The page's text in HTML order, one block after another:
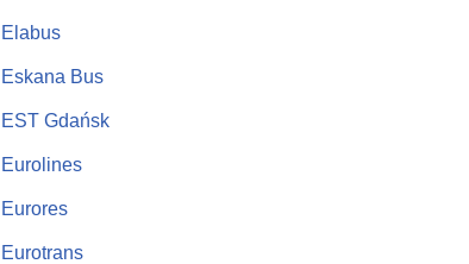
Elabus
Eskana Bus
EST Gdańsk
Eurolines
Eurores
Eurotrans